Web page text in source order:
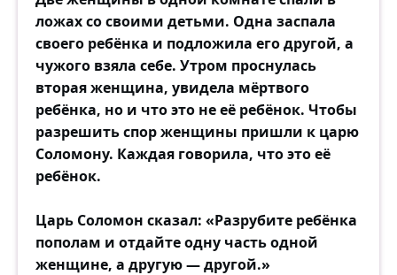
ложах со своими детьми. Одна заспала
своего ребёнка и подложила его другой, а
чужого взяла себе. Утром проснулась
вторая женщина, увидела мёртвого
ребёнка, но и что это не её ребёнок. Чтобы
разрешить спор женщины пришли к царю
Соломону. Каждая говорила, что это её
ребёнок.
Царь Соломон сказал: «Разрубите ребёнка
пополам и отдайте одну часть одной
женщине, а другую — другой.»